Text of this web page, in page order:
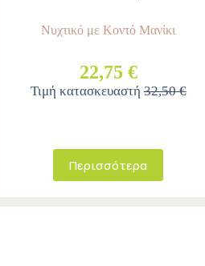
Νυχτικό με Κοντό Μανίκι
22,75 €
Τιμή κατασκευαστή32,50 €
Περισσότερα